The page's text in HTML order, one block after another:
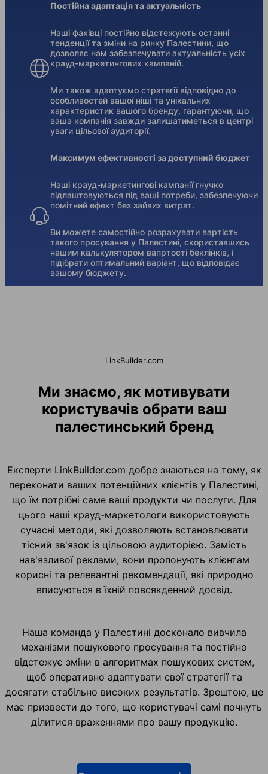
Постійна адаптація та актуальність
Наші фахівці постійно відстежують останні
тенденції та зміни на ринку Палестини, що
дозволяє нам забезпечувати актуальність усіх
крауд-маркетингових кампаній.
Ми також адаптуємо стратегії відповідно до
особливостей вашої ніші та унікальних
характеристик вашого бренду, гарантуючи, що
ваша компанія завжди залишатиметься в центрі
уваги цільової аудиторії.
Максимум ефективності за доступний бюджет
Наші крауд-маркетингові кампанії гнучко
підлаштовуються під ваші потреби, забезпечуючи
помітний ефект без зайвих витрат.
Ви можете самостійно розрахувати вартість
такого просування у Палестині, скориставшись
нашим калькулятором вапртості беклінків, і
підібрати оптимальний варіант, що відповідає
вашому бюджету.
LinkBuilder.com
Ми знаємо, як мотивувати
користувачів обрати ваш
палестинський бренд
Експерти LinkBuilder.com добре знаються на тому, як
переконати ваших потенційних клієнтів у Палестині,
що їм потрібні саме ваші продукти чи послуги. Для
цього наші крауд-маркетологи використовують
сучасні методи, які дозволяють встановлювати
тісний зв'язок із цільовою аудиторією. Замість
нав'язливої реклами, вони пропонують клієнтам
корисні та релевантні рекомендації, які природно
вписуються в їхній повсякденний досвід.
Наша команда у Палестині досконало вивчила
механізми пошукового просування та постійно
відстежує зміни в алгоритмах пошукових систем,
щоб оперативно адаптувати свої стратегії та
досягати стабільно високих результатів. Зрештою, це
має призвести до того, що користувачі самі почнуть
ділитися враженнями про вашу продукцію.